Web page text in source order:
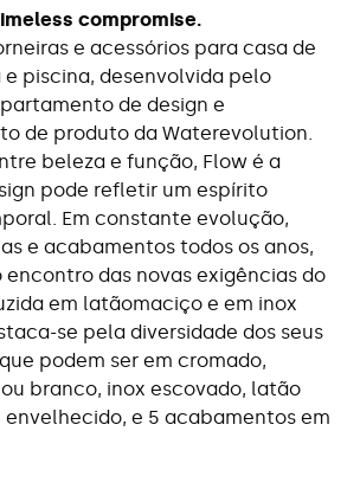
compromise.
e acessórios para casa de
e piscina, desenvolvida pelo
de design e
de produto da Waterevolution.
beleza e função, Flow é a
pode refletir um espírito
Em constante evolução,
e acabamentos todos os anos,
encontro das novas exigências do
em latãomaciço e em inox
se pela diversidade dos seus
podem ser em cromado,
branco, inox escovado, latão
e 5 acabamentos em